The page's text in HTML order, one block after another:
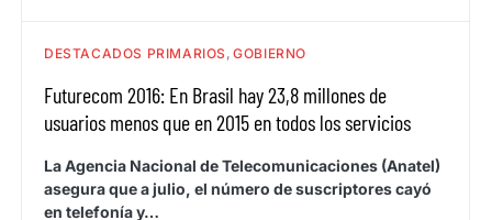
DESTACADOS PRIMARIOS GOBIERNO
Futurecom 2016: En Brasil hay 23,8 millones de
usuarios menos que en 2015 en todos los servicios
La Agencia Nacional de Telecomunicaciones (Anatel)
asegura que a julio, el número de suscriptores cayó
en telefonía y…